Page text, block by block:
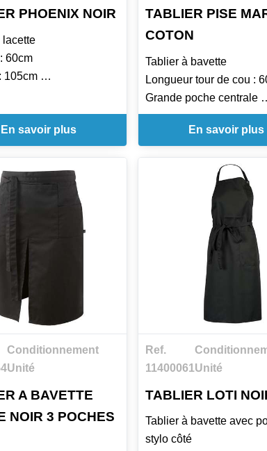
PHOENIX NOIR
lacette
60cm
105cm
6 coloris : Noir, Blanc,
Gris clair,
En savoir plus
TABLIER PISE
COTON
Tablier à bavette
Longueur tour de cou :
Grande poche centrale
Ceinture lacette tresse
Hauteur : 100cm
Longueur ceinture :
Existe en 3 coloris :
En savoir plus
Conditionnement
Unité
A BAVETTE
NOIR 3 POCHES
Ref.
11400061Unité
TABLIER LOTI
Tablier à bavette avec
stylo côté